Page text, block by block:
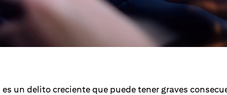
un delito creciente que puede tener graves